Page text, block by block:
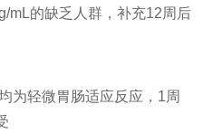
mL的缺乏人群，补充12周后
为轻微胃肠适应反应，1周